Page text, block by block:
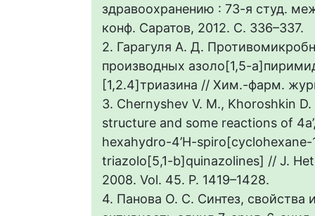
здравоохранению : 73-я студ.
конф. Саратов, 2012. С. 336–337.
2. Гарагуля А. Д.
производных азоло[1,5-
[1,2.4]триазина // Хим.-фарм.
3. Chernyshev V. M., Khoroshkin
structure and some reactions of
hexahydro-4’H-spiro[cyclohexane-
triazolo[5,1-b]quinazolines] // J.
2008. Vol. 45. P. 1419–1428.
4. Панова О. С. Синтез, свойства